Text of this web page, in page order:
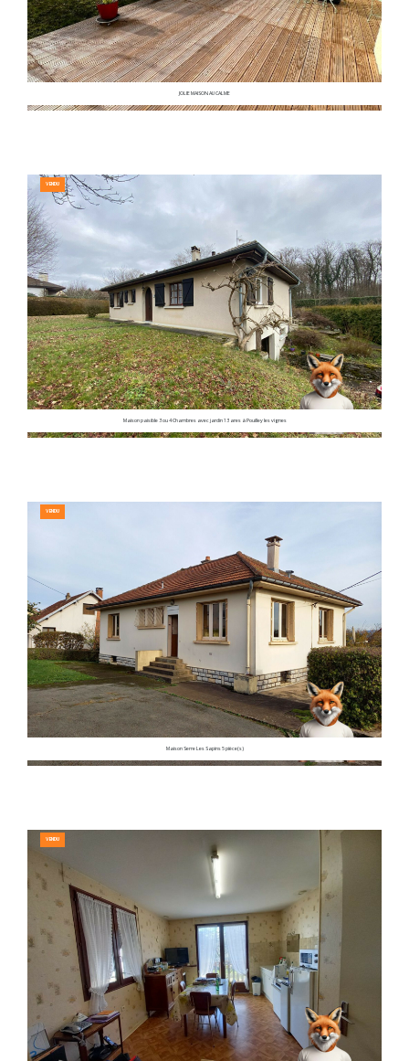
JOLIE MAISON AU CALME
VENDU
Maison paisible 3 ou 4 Chambres avec jardin 13 ares à Pouilley les vignes
VENDU
Maison Serre Les Sapins 5 pièce(s)
VENDU